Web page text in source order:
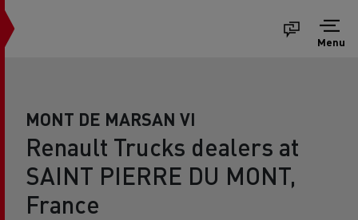
Menu
MONT DE MARSAN VI
Renault Trucks dealers at
SAINT PIERRE DU MONT,
France